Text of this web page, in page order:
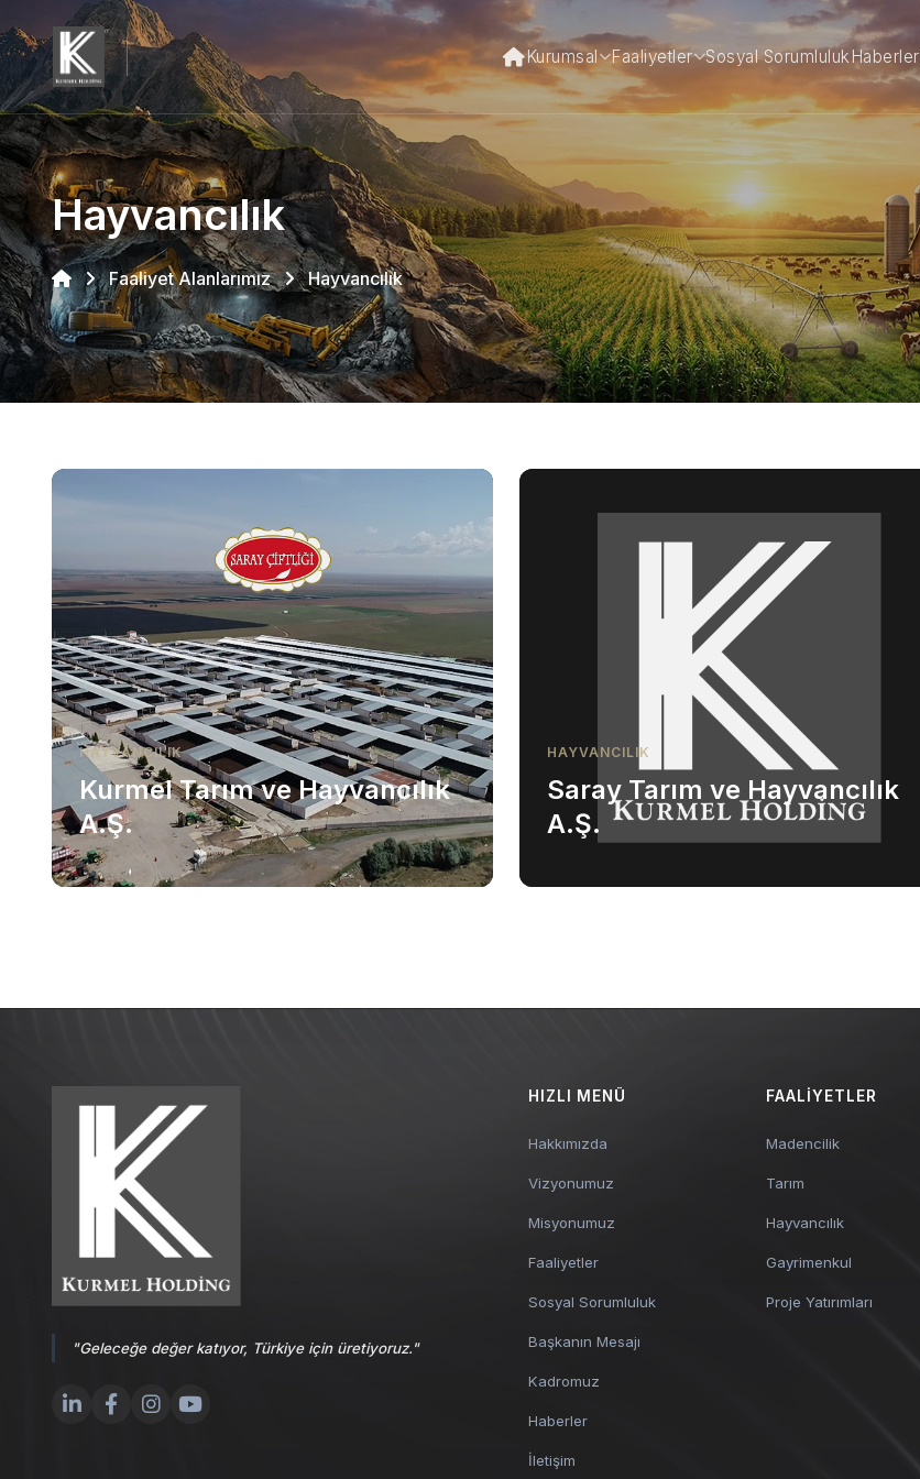
Kurumsal Faaliyetler Sosyal Sorumluluk Haberler
Hayvancılık
Faaliyet Alanlarımız Hayvancılık
HAYVANCILIK
Kurmel Tarım ve Hayvancılık
A.Ş.
HAYVANCILIK
Saray Tarım ve Hayvancılık
A.Ş.
"Geleceğe değer katıyor, Türkiye için üretiyoruz."
HIZLI MENÜ
Hakkımızda
Vizyonumuz
Misyonumuz
Faaliyetler
Sosyal Sorumluluk
Başkanın Mesajı
Kadromuz
Haberler
İletişim
FAALIYETLER
Madencilik
Tarım
Hayvancılık
Gayrimenkul
Proje Yatırımları